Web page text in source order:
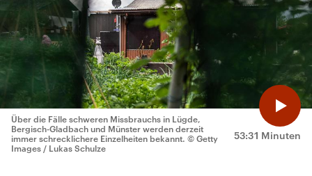
53:31 Minuten
Über die Fälle schweren Missbrauchs in Lügde,
Bergisch-Gladbach und Münster werden derzeit
immer schrecklichere Einzelheiten bekannt. © Getty
Images / Lukas Schulze